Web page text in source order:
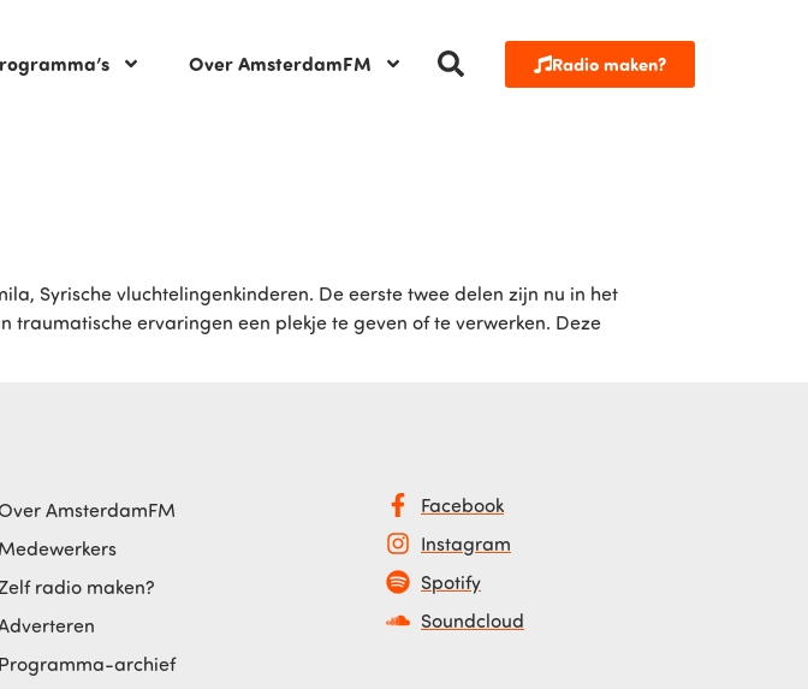
Over AmsterdamFM Radio maken?
Syrische vluchtelingenkinderen. De eerste twee delen zijn nu in het
ervaringen een plekje te geven of te verwerken. Deze
AmsterdamFM
Medewerkers
radio maken?
Programma-archief
Facebook
Instagram
Spotify
Soundcloud